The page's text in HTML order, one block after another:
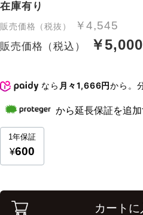
在庫有り
販売価格（税抜） ￥4,545
販売価格（税込） ￥5,000
なら 月々1,666円から。
カートに